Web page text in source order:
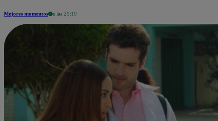
Mejores momentos a las 21:19